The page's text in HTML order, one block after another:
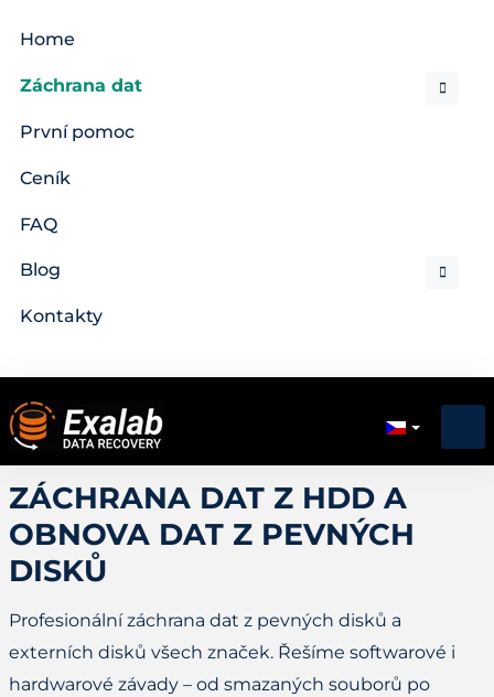
Home
Záchrana dat
První pomoc
Ceník
FAQ
Blog
Kontakty
ZÁCHRANA DAT Z HDD A
OBNOVA DAT Z PEVNÝCH
DISKŮ
Profesionální záchrana dat z pevných disků a
externích disků všech značek. Řešíme softwarové i
hardwarové závady – od smazaných souborů po